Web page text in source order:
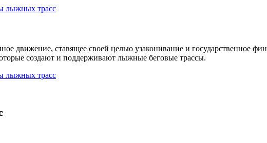
движение, ставящее своей целью узаконивание и государственное
создают и поддерживают лыжные беговые трассы.